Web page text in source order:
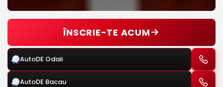
ÎNSCRIE-TE ACUM
AutoDE Odaii
AutoDE Bacau